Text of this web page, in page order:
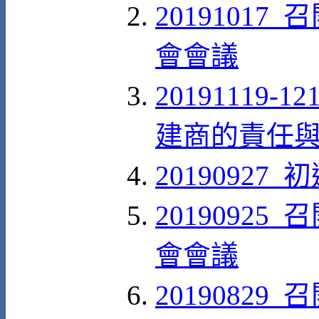
20191017_
會會議
20191119-
建商的責任
20190927_
20190925_
會會議
20190829_